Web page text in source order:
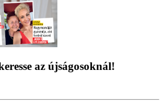
az újságosoknál!